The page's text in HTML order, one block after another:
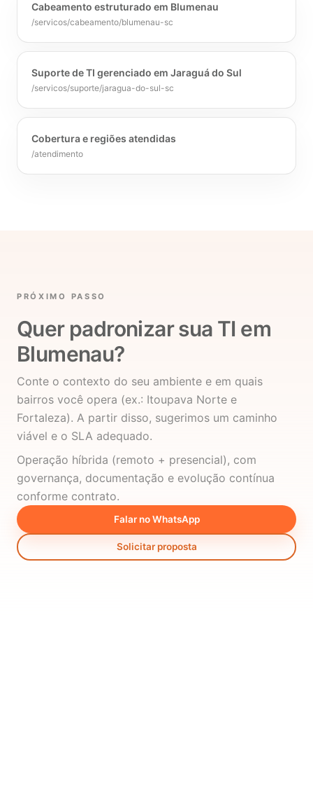
Cabeamento estruturado em Blumenau
/servicos/cabeamento/blumenau-sc
Suporte de TI gerenciado em Jaraguá do Sul
/servicos/suporte/jaragua-do-sul-sc
Cobertura e regiões atendidas
/atendimento
PRÓXIMO PASSO
Quer padronizar sua TI em
Blumenau?
Conte o contexto do seu ambiente e em quais
bairros você opera (ex.: Itoupava Norte e
Fortaleza). A partir disso, sugerimos um caminho
viável e o SLA adequado.
Operação híbrida (remoto + presencial), com
governança, documentação e evolução contínua
conforme contrato.
Falar no WhatsApp
Solicitar proposta